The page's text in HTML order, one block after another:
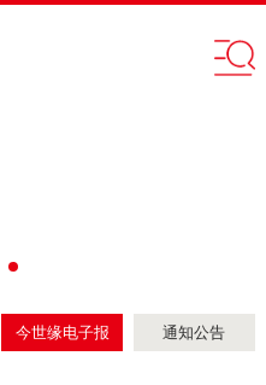
今世缘电子报 通知公告